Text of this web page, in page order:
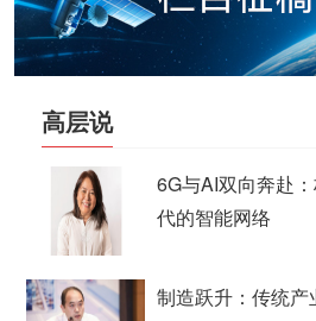
高层说
6G与AI双向奔赴
代的智能网络
制造跃升：传统